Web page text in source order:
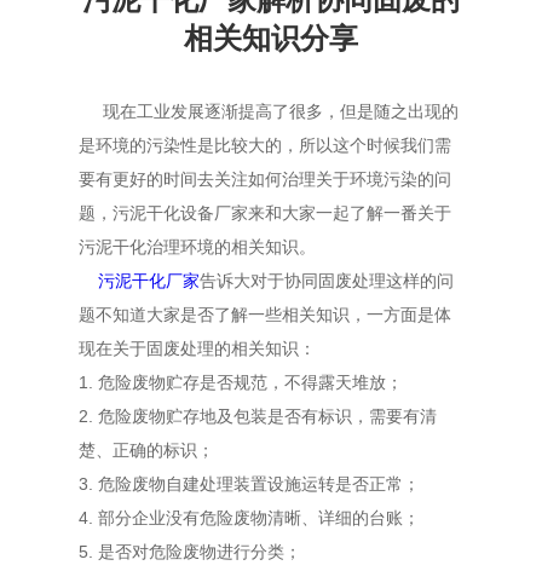
相关知识分享
现在工业发展逐渐提高了很多，但是随之出现的
是环境的污染性是比较大的，所以这个时候我们需
要有更好的时间去关注如何治理关于环境污染的问
题，污泥干化设备厂家来和大家一起了解一番关于
污泥干化治理环境的相关知识。
污泥干化厂家告诉大对于协同固废处理这样的问
题不知道大家是否了解一些相关知识，一方面是体
现在关于固废处理的相关知识：
1. 危险废物贮存是否规范，不得露天堆放；
2. 危险废物贮存地及包装是否有标识，需要有清
楚、正确的标识；
3. 危险废物自建处理装置设施运转是否正常；
4. 部分企业没有危险废物清晰、详细的台账；
5. 是否对危险废物进行分类；